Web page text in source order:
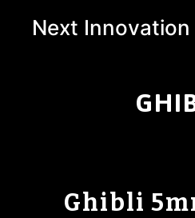
Next Innovation
Ghibli